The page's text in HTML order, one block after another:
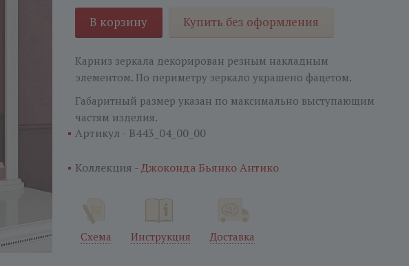
В корзину Купить без оформления
Карниз зеркала декорирован резным накладным
элементом. По периметру зеркало украшено фацетом.
Габаритный размер указан по максимально выступающим
частям изделия.
Артикул - B443_04_00_00
Коллекция -Джоконда Бьянко Антико
Схема Инструкция Доставка